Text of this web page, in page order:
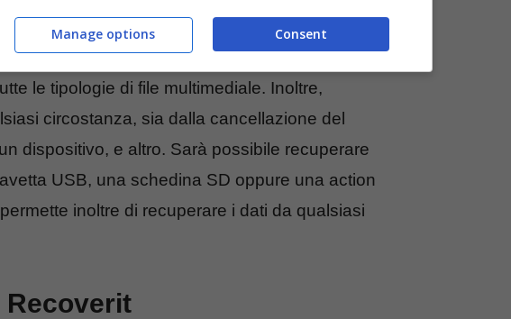
iniziale, può essere utilizzato per recuperare
video e documenti di vario genere. I formati
le tipologie di file multimediale. Inoltre,
circostanza, sia dalla cancellazione del
dispositivo, e altro. Sarà possibile recuperare
USB, una schedina SD oppure una action
inoltre di recuperare i dati da qualsiasi
Recoverit
Consent
Manage options